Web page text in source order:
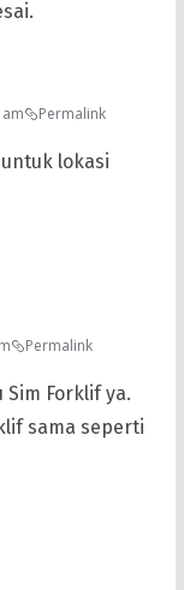
Permalink
lokasi
Permalink
Forklif ya.
sama seperti